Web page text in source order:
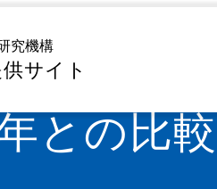
究機構
サイト
から探す
との比